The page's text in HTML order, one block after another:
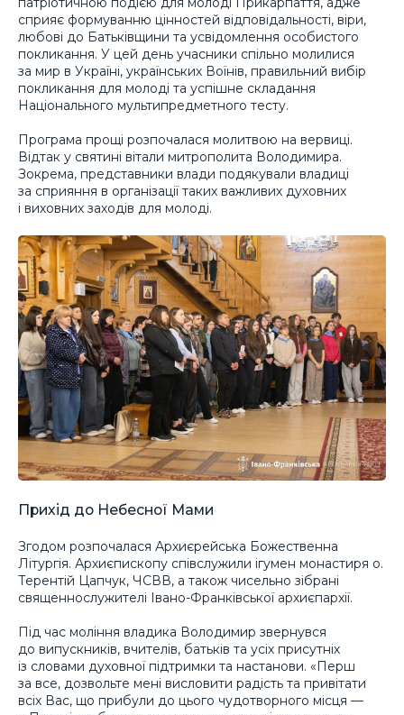
сприяє формуванню цінностей відповідальності, віри,
любові до Батьківщини та усвідомлення особистого
покликання. У цей день учасники спільно молилися
за мир в Україні, українських Воїнів, правильний вибір
покликання для молоді та успішне складання
Національного мультипредметного тесту.
Програма прощі розпочалася молитвою на вервиці.
Відтак у святині вітали митрополита Володимира.
Зокрема, представники влади подякували владиці
за сприяння в організації таких важливих духовних
і виховних заходів для молоді.
Прихід до Небесної Мами
Згодом розпочалася Архиєрейська Божественна
Літургія. Архиєпископу співслужили ігумен монастиря о.
Терентій Цапчук, ЧСВВ, а також чисельно зібрані
священнослужителі Івано-Франківської архиєпархії.
Під час моління владика Володимир звернувся
до випускників, вчителів, батьків та усіх присутніх
із словами духовної підтримки та настанови. «Перш
за все, дозвольте мені висловити радість та привітати
всіх Вас, що прибули до цього чудотворного місця —